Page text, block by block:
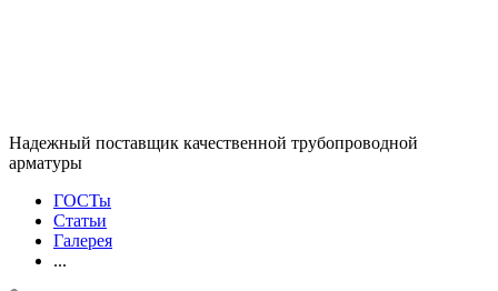
Надежный поставщик качественной трубопроводной
арматуры
ГОСТы
Статьи
Галерея
...